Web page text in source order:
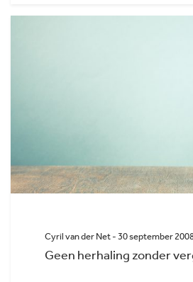
Cyril van der Net - 30 september
Geen herhaling zonder